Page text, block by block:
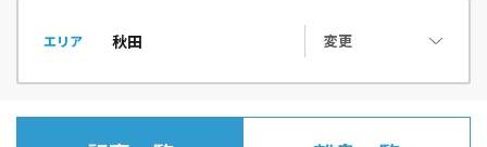
エリア 変更